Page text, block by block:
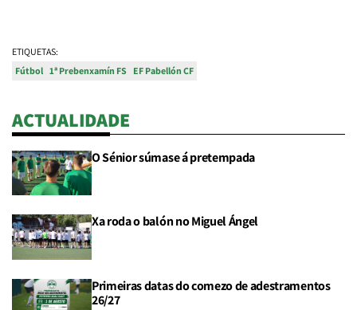
ETIQUETAS:
Fútbol 1ª Prebenxamín FS EF Pabellón CF
ACTUALIDADE
O Sénior súmase á pretempada
Xa roda o balón no Miguel Ángel
Primeiras datas do comezo de adestramentos
26/27